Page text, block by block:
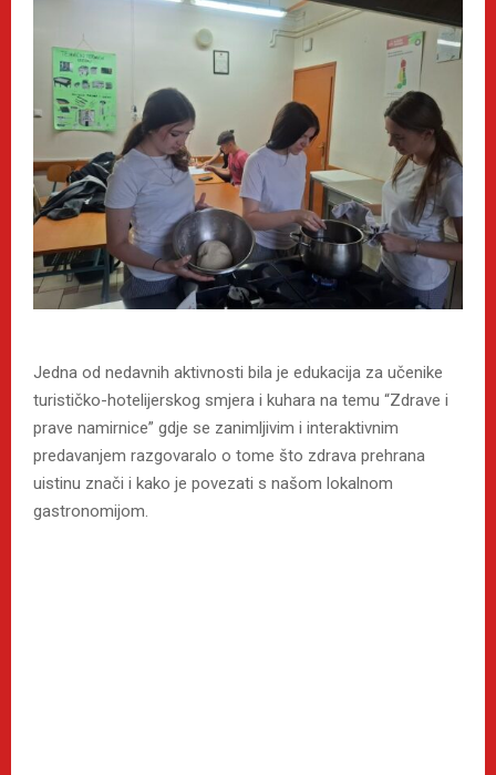
Jedna od nedavnih aktivnosti bila je edukacija za učenike
turističko-hotelijerskog smjera i kuhara na temu “Zdrave i
prave namirnice” gdje se zanimljivim i interaktivnim
predavanjem razgovaralo o tome što zdrava prehrana
uistinu znači i kako je povezati s našom lokalnom
gastronomijom.